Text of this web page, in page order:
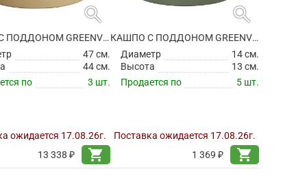
search
КАШПО С ПОДДОНОМ GREENVILLE ROUND GOLDEN SAND
47 см.
44 см.
по
3 шт.
ожидается 17.08.26г.
13 338 ₽
shopping_cart
search
КАШПО С ПОДДОНОМ GREENVILLE ROUND LEAF GREEN
Диаметр
14 см.
Высота
13 см.
Продается по
5 шт.
Поставка ожидается 17.08.26г.
1 369 ₽
shopping_cart